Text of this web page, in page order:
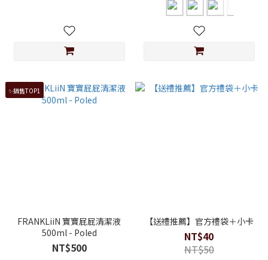
✨銷售TOP1
FRANKLiiN 寶寶屁屁清潔液
500ml - Poled
NT$500
【送禮推薦】官方禮袋＋小卡
NT$40
NT$50